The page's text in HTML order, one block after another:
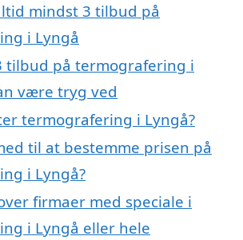
mindst 3 tilbud på
i Lyngå
tilbud på termografering i
være tryg ved
termografering i Lyngå?
til at bestemme prisen på
i Lyngå?
firmaer med speciale i
i Lyngå eller hele